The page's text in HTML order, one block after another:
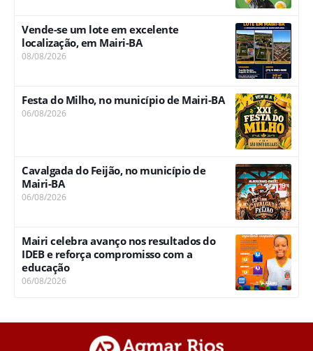
Vende-se um lote em excelente
localização, em Mairi-BA
08/08/2026
Festa do Milho, no município de Mairi-BA
06/08/2026
Cavalgada do Feijão, no município de
Mairi-BA
06/08/2026
Mairi celebra avanço nos resultados do
IDEB e reforça compromisso com a
educação
06/08/2026